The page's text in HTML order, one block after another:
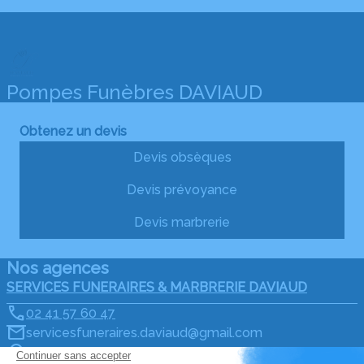
Pompes Funèbres DAVIAUD
Obtenez un devis
Devis obsèques
Devis prévoyance
Devis marbrerie
Nos agences
SERVICES FUNERAIRES & MARBRERIE DAVIAUD
02 41 57 60 47
servicesfuneraires.daviaud@gmail.com
34 Rue du Vieux Pont - 49290 - Chalonnes-sur-Loire